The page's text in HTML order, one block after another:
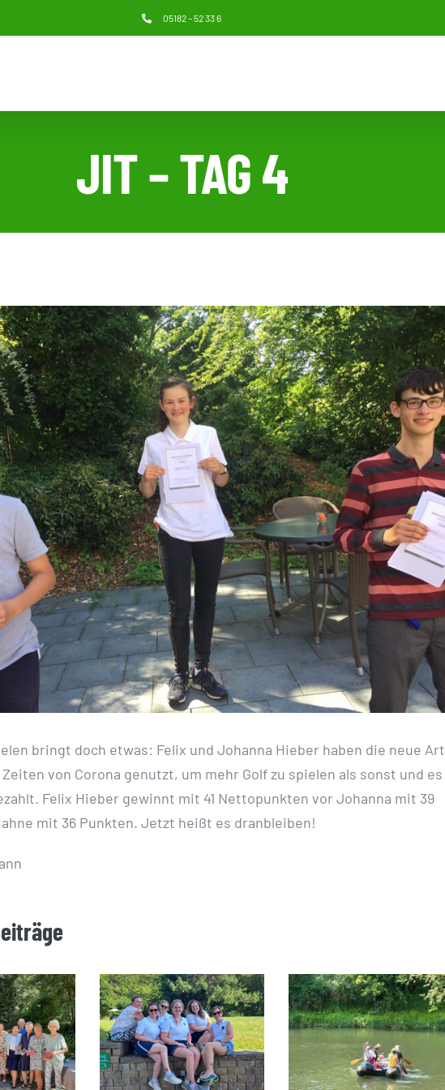
05182 – 52 33 6
JIT – TAG 4
bringt doch etwas: Felix und Johanna Hieber haben die neue Art
von Corona genutzt, um mehr Golf zu spielen als sonst und es
Felix Hieber gewinnt mit 41 Nettopunkten vor Johanna mit 39
mit 36 Punkten. Jetzt heißt es dranbleiben!